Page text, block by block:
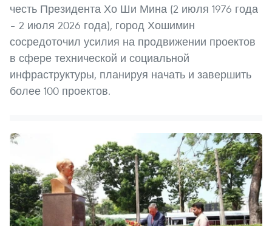
честь Президента Хо Ши Мина (2 июля 1976 года
– 2 июля 2026 года), город Хошимин
сосредоточил усилия на продвижении проектов
в сфере технической и социальной
инфраструктуры, планируя начать и завершить
более 100 проектов.